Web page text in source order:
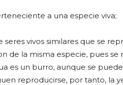
a una especie viva;
seres vivos similares que se
de la misma especie, pues
es un burro, aunque se
reproducirse, por tanto, la